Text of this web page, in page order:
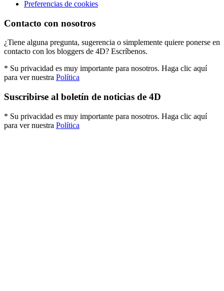
Preferencias de cookies
Contacto con nosotros
¿Tiene alguna pregunta, sugerencia o simplemente quiere ponerse en
contacto con los bloggers de 4D? Escríbenos.
* Su privacidad es muy importante para nosotros. Haga clic aquí
para ver nuestra Política
Suscribirse al boletín de noticias de 4D
* Su privacidad es muy importante para nosotros. Haga clic aquí
para ver nuestra Política